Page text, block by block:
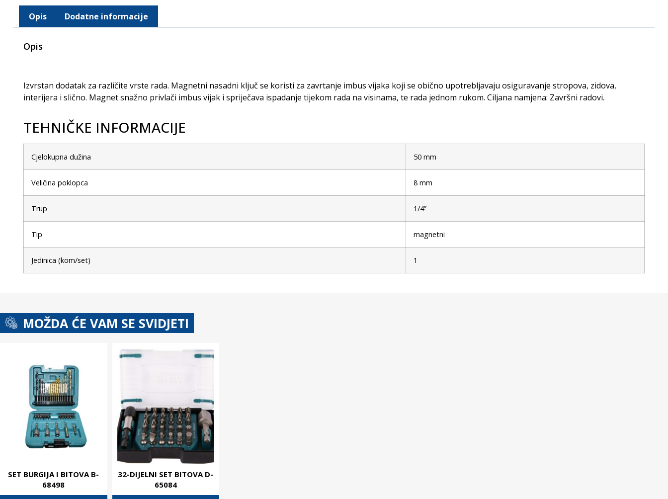
Opis Dodatne informacije
Opis
Izvrstan dodatak za različite vrste rada. Magnetni nasadni ključ se koristi za zavrtanje imbus vijaka koji se obično upotrebljavaju osiguravanje stropova, zidova,
interijera i slično. Magnet snažno privlači imbus vijak i spriječava ispadanje tijekom rada na visinama, te rada jednom rukom. Ciljana namjena: Završni radovi.
TEHNIČKE INFORMACIJE
Cjelokupna dužina 50 mm
Veličina poklopca 8 mm
Trup 1/4”
Tip magnetni
Jedinica (kom/set) 1
MOŽDA ĆE VAM SE SVIDJETI
SET BURGIJA I BITOVA B-
68498
32-DIJELNI SET BITOVA D-
65084